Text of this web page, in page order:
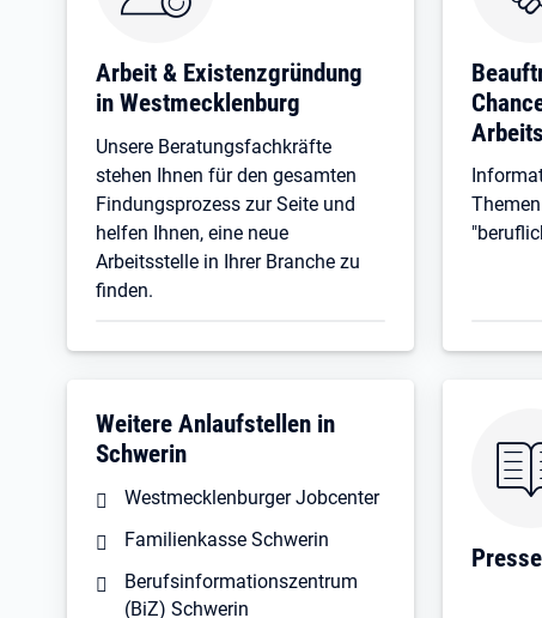
Arbeit & Existenzgründung
in Westmecklenburg
Unsere Beratungsfachkräfte
stehen Ihnen für den gesamten
Findungsprozess zur Seite und
helfen Ihnen, eine neue
Arbeitsstelle in Ihrer Branche zu
finden.
Weitere Anlaufstellen in
Schwerin
Westmecklenburger Jobcenter
Familienkasse Schwerin
Berufsinformationszentrum
(BiZ) Schwerin
Presse